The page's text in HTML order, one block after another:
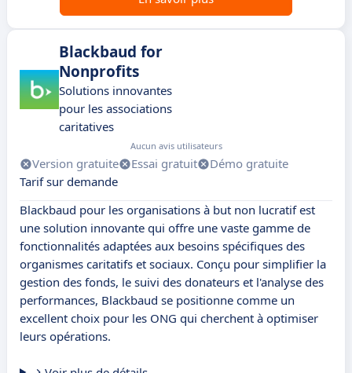
Blackbaud for
Nonprofits
Solutions innovantes
pour les associations
caritatives
Aucun avis utilisateurs
Version gratuite Essai gratuit
Démo gratuite
Tarif sur demande
Blackbaud pour les organisations à but non lucratif est
une solution innovante qui offre une vaste gamme de
fonctionnalités adaptées aux besoins spécifiques des
organismes caritatifs et sociaux. Conçu pour simplifier la
gestion des fonds, le suivi des donateurs et l'analyse des
performances, Blackbaud se positionne comme un
excellent choix pour les ONG qui cherchent à optimiser
leurs opérations.